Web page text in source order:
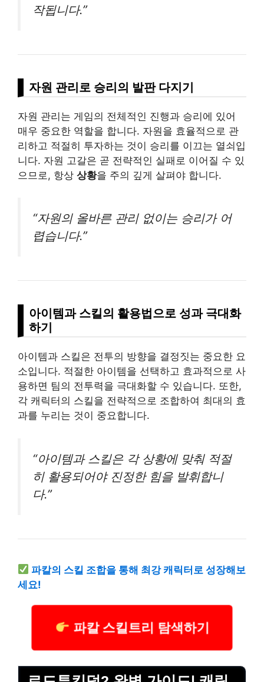
작됩니다.”
자원 관리로 승리의 발판 다지기
자원 관리는 게임의 전체적인 진행과 승리에 있어
매우 중요한 역할을 합니다. 자원을 효율적으로 관
리하고 적절히 투자하는 것이 승리를 이끄는 열쇠입
니다. 자원 고갈은 곧 전략적인 실패로 이어질 수 있
으므로, 항상 상황을 주의 깊게 살펴야 합니다.
“자원의 올바른 관리 없이는 승리가 어
렵습니다.”
아이템과 스킬의 활용법으로 성과 극대화
하기
아이템과 스킬은 전투의 방향을 결정짓는 중요한 요
소입니다. 적절한 아이템을 선택하고 효과적으로 사
용하면 팀의 전투력을 극대화할 수 있습니다. 또한,
각 캐릭터의 스킬을 전략적으로 조합하여 최대의 효
과를 누리는 것이 중요합니다.
“아이템과 스킬은 각 상황에 맞춰 적절
히 활용되어야 진정한 힘을 발휘합니
다.”
파칼의 스킬 조합을 통해 최강 캐릭터로 성장해보
세요!
파칼 스킬트리 탐색하기